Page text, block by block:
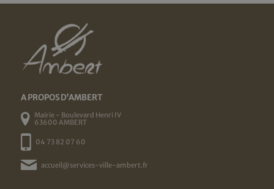
A PROPOS D'AMBERT
Mairie - Boulevard Henri IV
63600 AMBERT
04 73 82 07 60
accueil@services-ville-ambert.fr